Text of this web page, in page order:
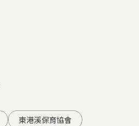
東港溪保育協會